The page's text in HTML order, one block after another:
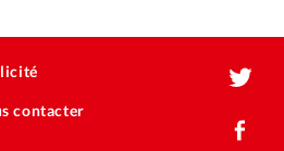
contacter